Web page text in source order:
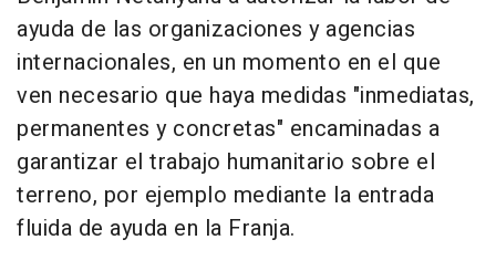
ayuda de las organizaciones y agencias
internacionales, en un momento en el que
ven necesario que haya medidas "inmediatas,
permanentes y concretas" encaminadas a
garantizar el trabajo humanitario sobre el
terreno, por ejemplo mediante la entrada
fluida de ayuda en la Franja.